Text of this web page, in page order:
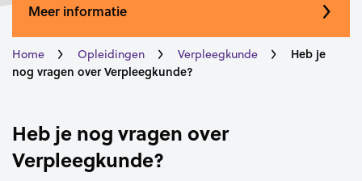
Meer informatie
Home Opleidingen Verpleegkunde
Heb je
nog vragen over Verpleegkunde?
Heb je nog vragen over
Verpleegkunde?